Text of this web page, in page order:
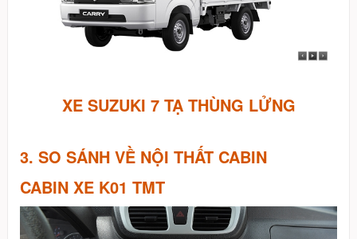
XE SUZUKI 7 TẠ THÙNG LỬNG
3. SO SÁNH VỀ NỘI THẤT CABIN
CABIN XE K01 TMT